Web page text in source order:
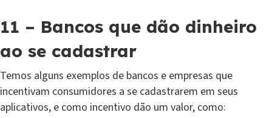
11 – Bancos que dão dinheiro
ao se cadastrar
Temos alguns exemplos de bancos e empresas que
incentivam consumidores a se cadastrarem em seus
aplicativos, e como incentivo dão um valor, como: